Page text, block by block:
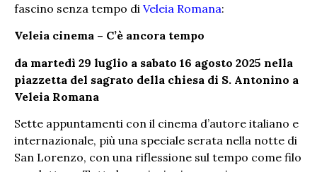
fascino senza tempo di Veleia Romana:
Veleia cinema – C’è ancora tempo
da martedì 29 luglio a sabato 16 agosto 2025 nella
piazzetta del sagrato della chiesa di S. Antonino a
Veleia Romana
Sette appuntamenti con il cinema d’autore italiano e
internazionale, più una speciale serata nella notte di
San Lorenzo, con una riflessione sul tempo come filo